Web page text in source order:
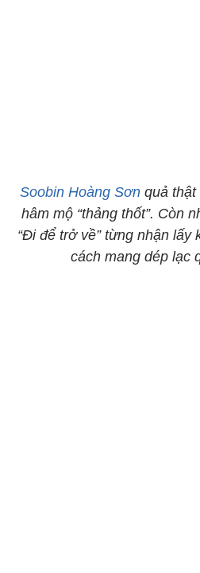
Soobin Hoàng Sơn quả
hâm mộ “thảng thốt”. Còn
“Đi để trở về” từng nhận lấy
cách mang dép lạc